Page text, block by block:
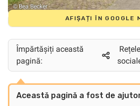
© Bea Becker
AFIȘAȚI ÎN GOOGLE
Împărtășiți această
pagină:
Rețele
Această pagină a fost de